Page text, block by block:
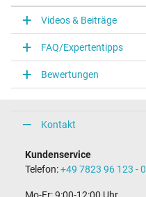
Videos & Beiträge
FAQ/Expertentipps
Bewertungen
Kontakt
Kundenservice
Telefon:+49 7823 96 123 - 0